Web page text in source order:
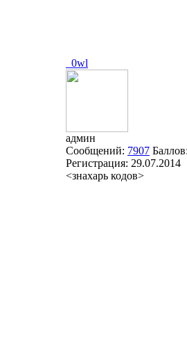
_0wl
админ
Сообщений: 7907
Регистрация: 29.07.2014
<знахарь кодов>